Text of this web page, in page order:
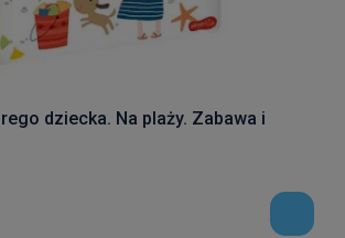
dziecka. Na plaży. Zabawa i